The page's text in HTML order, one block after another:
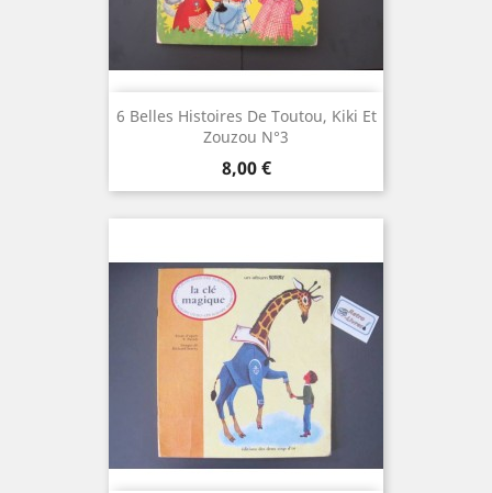
6 Belles Histoires De Toutou, Kiki Et
Zouzou N°3
Prix
8,00 €